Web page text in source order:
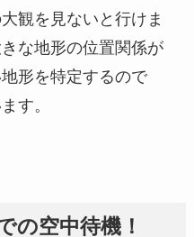
観を見ないと行けま
な地形の位置関係が
形を特定するので
す。
の空中待機！